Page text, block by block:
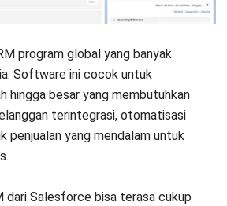
program global yang banyak
Software ini cocok untuk
hingga besar yang membutuhkan
terintegrasi, otomatisasi
penjualan yang mendalam untuk
dari Salesforce bisa terasa cukup